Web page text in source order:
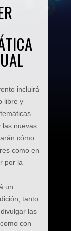
incluirá
libre y
las nuevas
cómo
como en
por la
un
tanto
las
con